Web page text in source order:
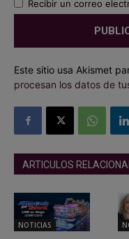
Recibir un correo
Este sitio usa Akismet
procesan los datos de
ARTICULOS
NOTICIAS